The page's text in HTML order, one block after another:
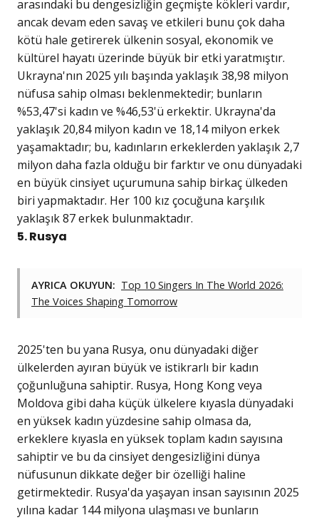
arasındaki bu dengesizliğin geçmişte kökleri vardır,
ancak devam eden savaş ve etkileri bunu çok daha
kötü hale getirerek ülkenin sosyal, ekonomik ve
kültürel hayatı üzerinde büyük bir etki yaratmıştır.
Ukrayna'nın 2025 yılı başında yaklaşık 38,98 milyon
nüfusa sahip olması beklenmektedir; bunların
%53,47'si kadın ve %46,53'ü erkektir. Ukrayna'da
yaklaşık 20,84 milyon kadın ve 18,14 milyon erkek
yaşamaktadır; bu, kadınların erkeklerden yaklaşık 2,7
milyon daha fazla olduğu bir farktır ve onu dünyadaki
en büyük cinsiyet uçurumuna sahip birkaç ülkeden
biri yapmaktadır. Her 100 kız çocuğuna karşılık
yaklaşık 87 erkek bulunmaktadır.
5. Rusya
AYRICA OKUYUN: Top 10 Singers In The World 2026:
The Voices Shaping Tomorrow
2025'ten bu yana Rusya, onu dünyadaki diğer
ülkelerden ayıran büyük ve istikrarlı bir kadın
çoğunluğuna sahiptir. Rusya, Hong Kong veya
Moldova gibi daha küçük ülkelere kıyasla dünyadaki
en yüksek kadın yüzdesine sahip olmasa da,
erkeklere kıyasla en yüksek toplam kadın sayısına
sahiptir ve bu da cinsiyet dengesizliğini dünya
nüfusunun dikkate değer bir özelliği haline
getirmektedir. Rusya'da yaşayan insan sayısının 2025
yılına kadar 144 milyona ulaşması ve bunların